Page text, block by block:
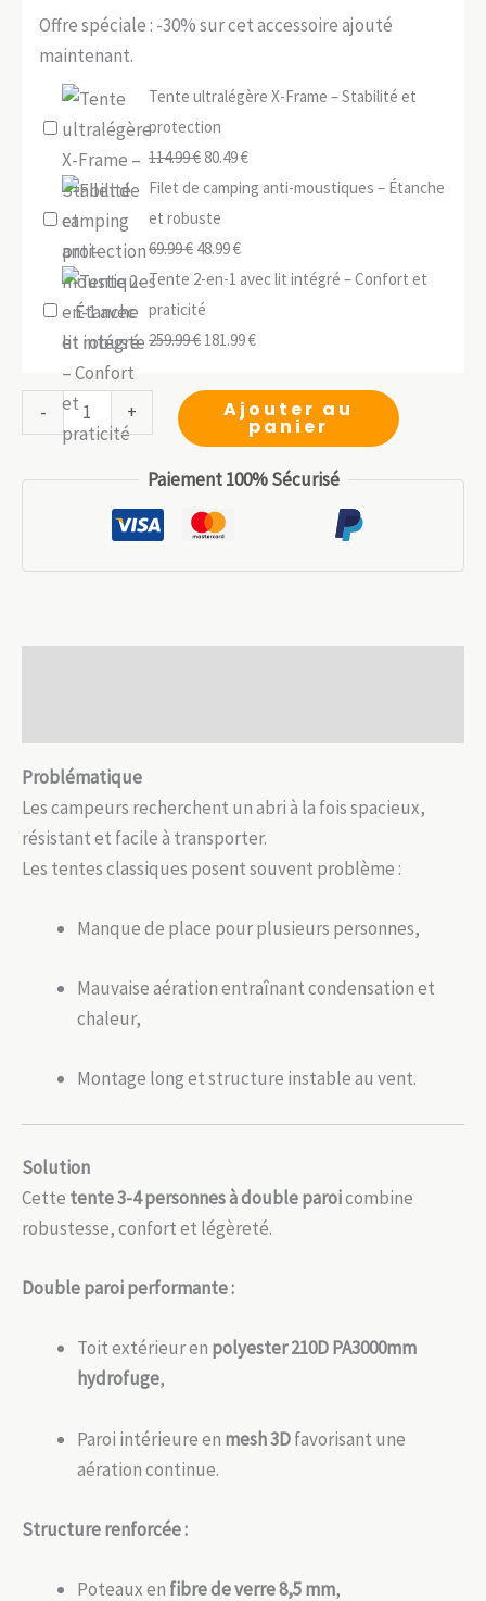
Offre spéciale : -30% sur cet accessoire ajouté
maintenant.
Tente ultralégère X-Frame – Stabilité et
protection
114.99€Le
prix
initial
était :
114.99 €.
80.49€Le
prix
80.49 €.
Filet de camping anti-moustiques – Étanche
et robuste
69.99€ Le
prix
initial
était :
48.99€Le
prix
est :
Tente 2-en-1 avec lit intégré – Confort et
praticité
259.99€ Le
initial
181.99€Le
actuel
est :
-
quantité
de
Spacieuse
+ Ajouter au
panier
Paiement 100% Sécurisé
Problématique
Les campeurs recherchent un abri à la fois spacieux,
résistant et facile à transporter.
Les tentes classiques posent souvent problème :
Manque de place pour plusieurs personnes,
Mauvaise aération entraînant condensation et
chaleur,
Montage long et structure instable au vent.
Solution
Cette tente 3-4 personnes à double paroicombine
robustesse, confort et légèreté.
Double paroi performante :
Toit extérieur en polyester 210D PA3000mm
hydrofuge,
Paroi intérieure en mesh 3Dfavorisant une
aération continue.
Structure renforcée :
Poteaux en fibre de verre 8,5 mm,